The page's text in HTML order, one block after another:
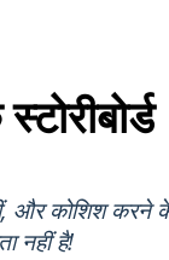
और कोशिश करने
नहीं है!